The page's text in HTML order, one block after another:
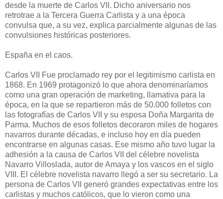
desde la muerte de Carlos VII. Dicho aniversario nos
retrotrae a la Tercera Guerra Carlista y a una época
convulsa que, a su vez, explica parcialmente algunas de las
convulsiones históricas posteriores.
España en el caos.
Carlos VII Fue proclamado rey por el legitimismo carlista en
1868. En 1969 protagonizó lo que ahora denominaríamos
como una gran operación de marketing, llamativa para la
época, en la que se repartieron más de 50.000 folletos con
las fotografías de Carlos VII y su esposa Doña Margarita de
Parma. Muchos de esos folletos decoraron miles de hogares
navarros durante décadas, e incluso hoy en día pueden
encontrarse en algunas casas. Ese mismo año tuvo lugar la
adhesión a la causa de Carlos VII del célebre novelista
Navarro Villoslada, autor de Amaya y los vascos en el siglo
VIII. El célebre novelista navarro llegó a ser su secretario. La
persona de Carlos VII generó grandes expectativas entre los
carlistas y muchos católicos, que lo vieron como una